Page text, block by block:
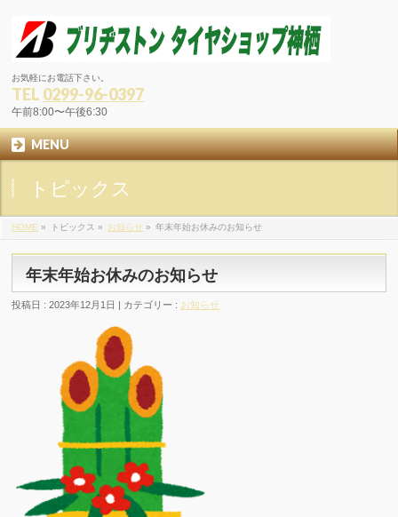
お気軽にお電話下さい。
TEL 0299-96-0397
午前8:00〜午後6:30
MENU
トピックス
HOME » トピックス » お知らせ » 年末年始お休みのお知らせ
年末年始お休みのお知らせ
投稿日 : 2023年12月1日 | カテゴリー : お知らせ